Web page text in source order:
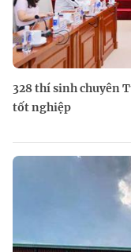
328 thí sinh chuyên
tốt nghiệp